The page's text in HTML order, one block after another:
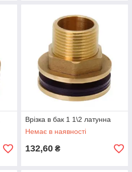
Врізка в бак 1 1\2 латунна
Немає в наявності
132,60 ₴